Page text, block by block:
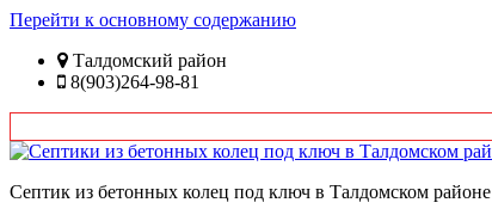
Перейти к основному содержанию
Талдомский район
8(903)264-98-81
Септик из бетонных колец под ключ в Талдомском районе